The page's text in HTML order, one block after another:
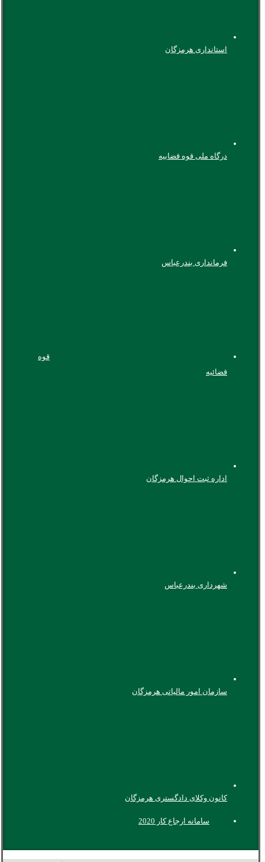
استانداری هرمزگان
درگاه ملی قوه قضاییه
فرمانداری بندرعباس
قوه
قضائیه
اداره ثبت احوال هرمزگان
شهرداری بندرعباس
سازمان امور مالیاتی هرمزگان
کانون وکلای دادگستری هرمزگان
سامانه ارجاع کار 2020